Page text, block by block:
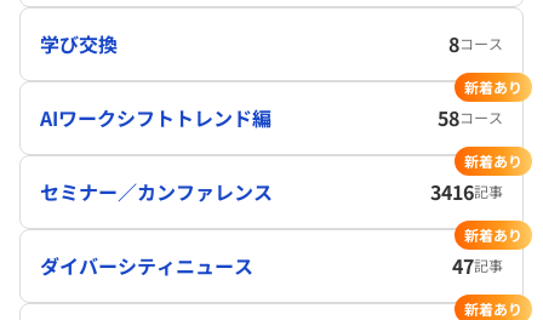
学び交換 8コース
AIワークシフトトレンド編 58コース
新着あり
セミナー／カンファレンス 3416記事
新着あり
ダイバーシティニュース 47記事
新着あり
新着あり